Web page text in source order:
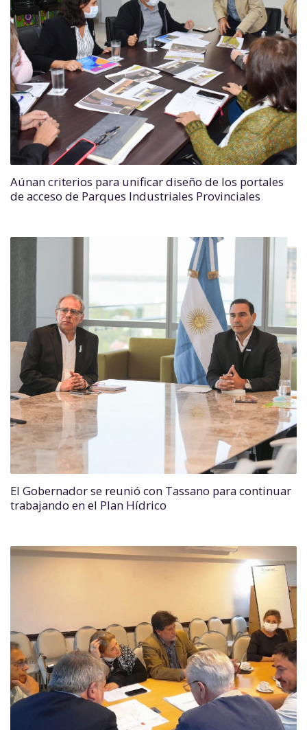
Aúnan criterios para unificar diseño de los portales
de acceso de Parques Industriales Provinciales
El Gobernador se reunió con Tassano para continuar
trabajando en el Plan Hídrico